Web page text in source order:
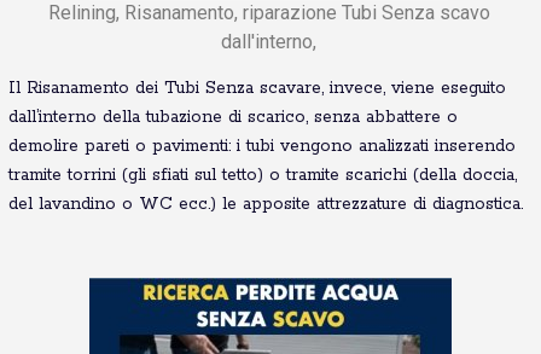
Relining, Risanamento, riparazione Tubi Senza scavo
dall'interno,
Il Risanamento dei Tubi Senza scavare, invece, viene eseguito
dall’interno della tubazione di scarico, senza abbattere o
demolire pareti o pavimenti: i tubi vengono analizzati inserendo
tramite torrini (gli sfiati sul tetto) o tramite scarichi (della doccia,
del lavandino o WC ecc.) le apposite attrezzature di diagnostica.